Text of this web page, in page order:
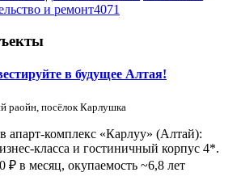
и ремонт4071
в будущее Алтая!
раойн, посёлок Карлушка
апарт-комплекс «Карлуу» (Алтай):
класса и гостиничный корпус 4*.
₽ в месяц, окупаемость ~6,8 лет